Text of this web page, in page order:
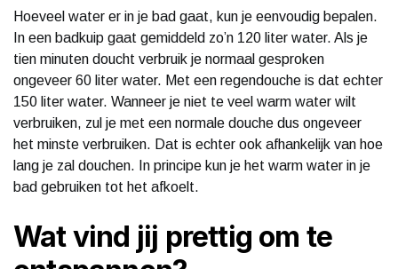
Hoeveel water er in je bad gaat, kun je eenvoudig bepalen.
In een badkuip gaat gemiddeld zo’n 120 liter water. Als je
tien minuten doucht verbruik je normaal gesproken
ongeveer 60 liter water. Met een regendouche is dat echter
150 liter water. Wanneer je niet te veel warm water wilt
verbruiken, zul je met een normale douche dus ongeveer
het minste verbruiken. Dat is echter ook afhankelijk van hoe
lang je zal douchen. In principe kun je het warm water in je
bad gebruiken tot het afkoelt.
Wat vind jij prettig om te